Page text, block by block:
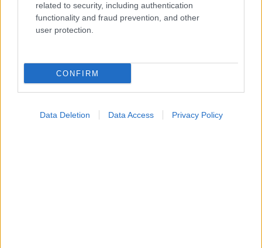
related to security, including authentication
functionality and fraud prevention, and other
user protection.
CONFIRM
Data Deletion Data Access Privacy Policy